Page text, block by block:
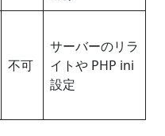
不可
サーバーのリラ
イトや PHP ini
設定